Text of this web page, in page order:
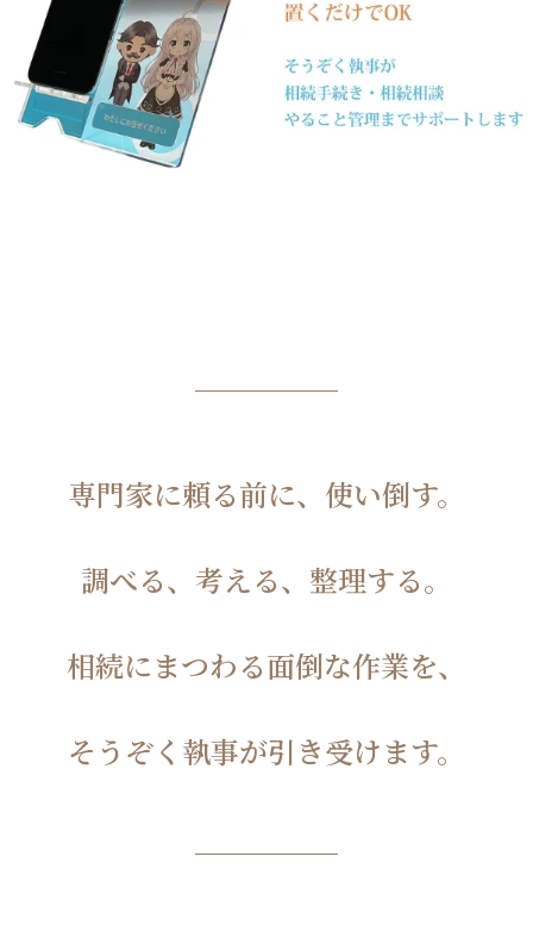
専門家に頼る前に、使い倒す。
調べる、考える、整理する。
相続にまつわる面倒な作業を、
そうぞく執事が引き受けます。